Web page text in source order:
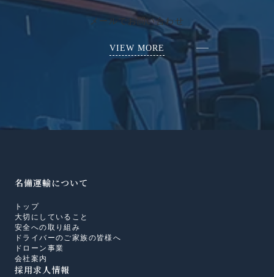
メールでお問い合わせ
VIEW MORE
名備運輸について
トップ
大切にしていること
安全への取り組み
ドライバーのご家族の皆様へ
ドローン事業
会社案内
採用求人情報